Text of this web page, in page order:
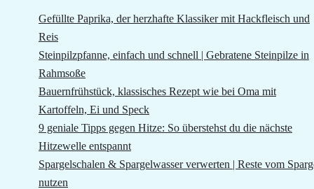
Gefüllte Paprika, der herzhafte Klassiker mit Hackfleisch und
Reis
Steinpilzpfanne, einfach und schnell | Gebratene Steinpilze in
Rahmsoße
Bauernfrühstück, klassisches Rezept wie bei Oma mit
Kartoffeln, Ei und Speck
9 geniale Tipps gegen Hitze: So überstehst du die nächste
Hitzewelle entspannt
Spargelschalen & Spargelwasser verwerten | Reste vom
nutzen